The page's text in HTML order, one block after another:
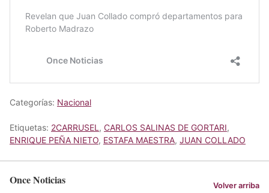
Categorías: Nacional
Etiquetas: 2CARRUSEL , CARLOS SALINAS DE GORTARI,
ENRIQUE PEÑA NIETO, ESTAFA MAESTRA, JUAN COLLADO
Once Noticias Volver arriba